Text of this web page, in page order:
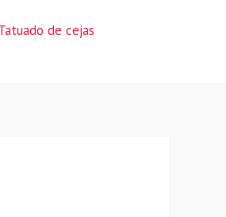
de cejas